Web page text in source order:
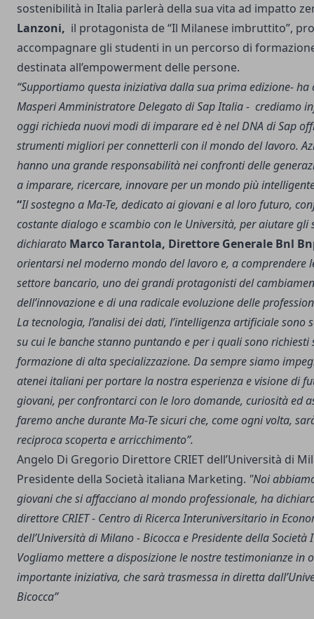
sostenibilità in Italia parlerà della sua vita ad impatto
Lanzoni, il protagonista de “Il Milanese imbruttito”,
accompagnare gli studenti in un percorso di
destinata all’empowerment delle persone.
“Supportiamo questa iniziativa dalla sua prima edizione-
Masperi Amministratore Delegato di Sap Italia - crediamo
oggi richieda nuovi modi di imparare ed è nel DNA di Sap
strumenti migliori per connetterli con il mondo del lavoro.
hanno una grande responsabilità nei confronti delle
a imparare, ricercare, innovare per un mondo più
“Il sostegno a Ma-Te, dedicato ai giovani e al loro futuro,
costante dialogo e scambio con le Università, per aiutare gli
dichiarato Marco Tarantola, Direttore Generale Bnl
orientarsi nel moderno mondo del lavoro e, a comprendere
settore bancario, uno dei grandi protagonisti del
dell’innovazione e di una radicale evoluzione delle
La tecnologia, l’analisi dei dati, l’intelligenza artificiale sono
su cui le banche stanno puntando e per i quali sono
formazione di alta specializzazione. Da sempre siamo
atenei italiani per portare la nostra esperienza e visione di
giovani, per confrontarci con le loro domande, curiosità ed
faremo anche durante Ma-Te sicuri che, come ogni volta,
reciproca scoperta e arricchimento”.
Angelo Di Gregorio Direttore CRIET dell’Università di
Presidente della Società italiana Marketing. "Noi
giovani che si affacciano al mondo professionale, ha
direttore CRIET - Centro di Ricerca Interuniversitario in
dell’Università di Milano - Bicocca e Presidente della
Vogliamo mettere a disposizione le nostre testimonianze in
importante iniziativa, che sarà trasmessa in diretta
Bicocca”